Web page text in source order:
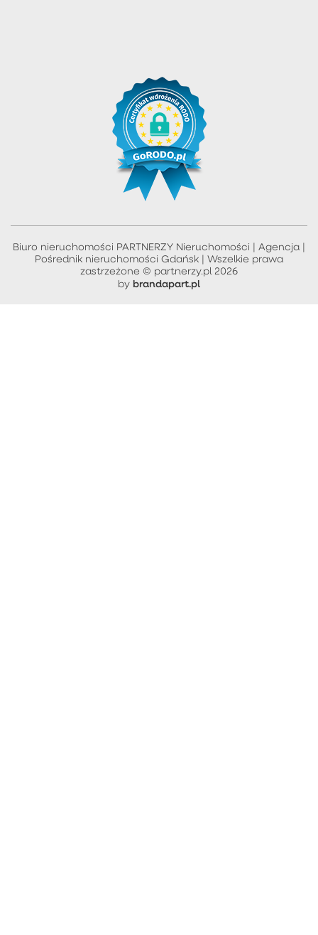
Biuro nieruchomości PARTNERZY Nieruchomości | Agencja |
Pośrednik nieruchomości Gdańsk | Wszelkie prawa
zastrzeżone © partnerzy.pl 2026
by brandapart.pl